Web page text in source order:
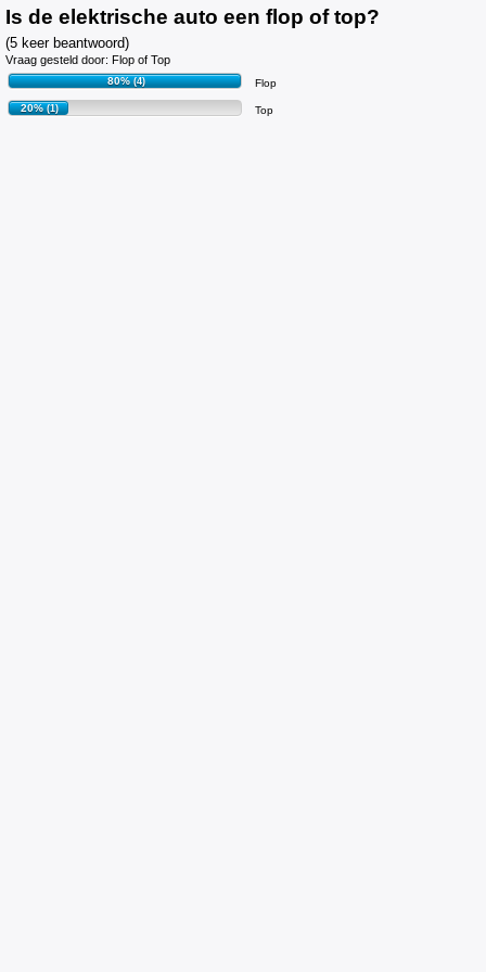
Is de elektrische auto een flop of top?
(5 keer beantwoord)
Vraag gesteld door: Flop of Top
80%(4) Flop
20%(1) Top